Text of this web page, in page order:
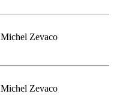
Michel Zevaco
Michel Zevaco